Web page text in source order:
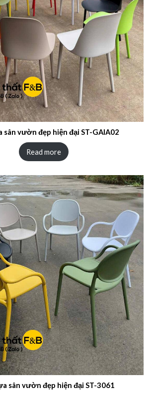
sân vườn đẹp hiện đại ST-GAIA02
Read more
sân vườn đẹp hiện đại ST-3061